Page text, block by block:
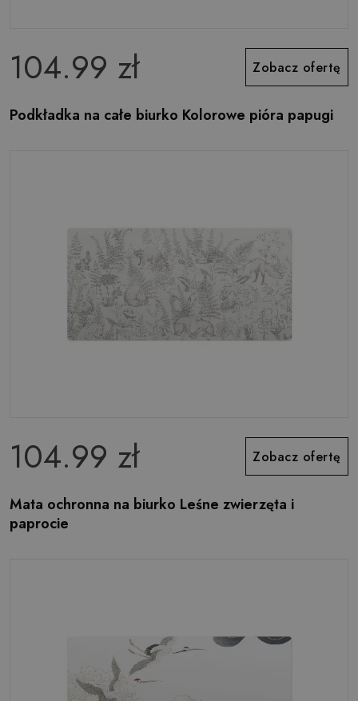
104.99 zł Zobacz ofertę
Podkładka na całe biurko Kolorowe pióra papugi
104.99 zł Zobacz ofertę
Mata ochronna na biurko Leśne zwierzęta i
paprocie